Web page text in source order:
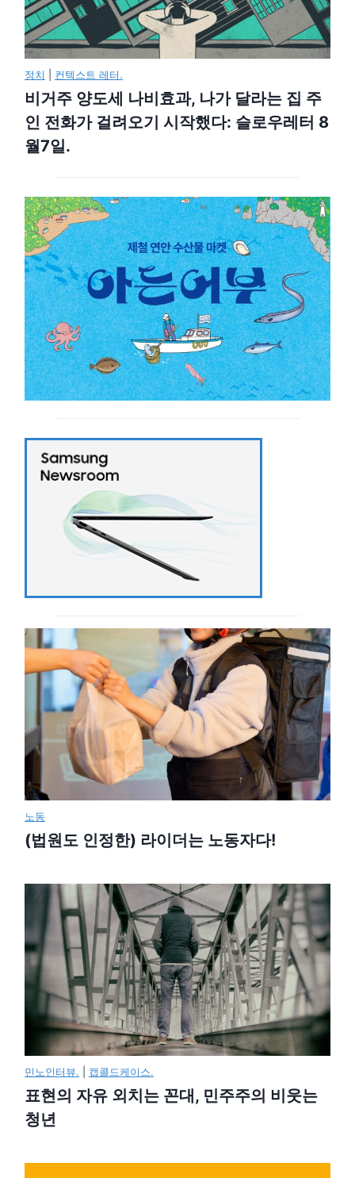
정치 컨텍스트 레터.
비거주 양도세 나비효과, 나가 달라는 집 주
인 전화가 걸려오기 시작했다: 슬로우레터 8
월7일.
노동
(법원도 인정한) 라이더는 노동자다!
민노인터뷰. 캡콜드케이스.
표현의 자유 외치는 꼰대, 민주주의 비웃는
청년